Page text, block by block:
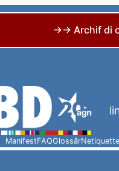
→→ Archif di
ManifestFAQGlossâr